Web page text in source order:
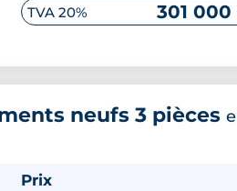
TVA 20% 301
neufs 3 pièces
Prix